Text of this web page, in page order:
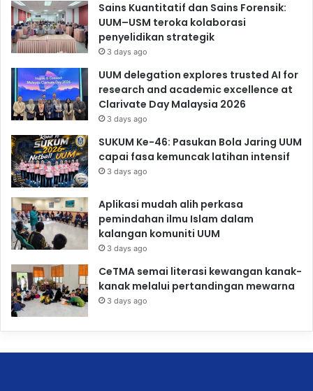
Sains Kuantitatif dan Sains Forensik:
UUM–USM teroka kolaborasi
penyelidikan strategik
3 days ago
UUM delegation explores trusted AI for
research and academic excellence at
Clarivate Day Malaysia 2026
3 days ago
SUKUM Ke-46: Pasukan Bola Jaring UUM
capai fasa kemuncak latihan intensif
3 days ago
Aplikasi mudah alih perkasa
pemindahan ilmu Islam dalam
kalangan komuniti UUM
3 days ago
CeTMA semai literasi kewangan kanak-
kanak melalui pertandingan mewarna
3 days ago